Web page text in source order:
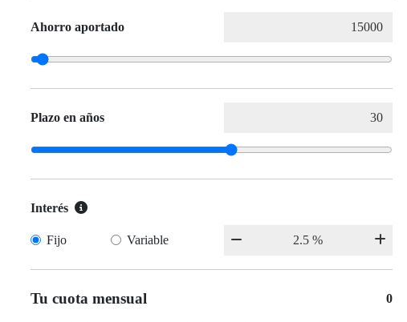
Ahorro aportado
Plazo en años
Interés
Fijo Variable
Tu cuota mensual 0